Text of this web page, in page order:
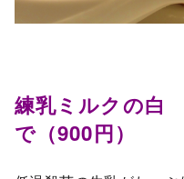
練乳ミルクの白
で（900円）